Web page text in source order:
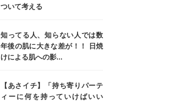
ついて考える
知ってる人、知らない人では数
年後の肌に大きな差が！！ 日焼
けによる肌への影...
【あさイチ】「持ち寄りパーテ
ィーに何を持っていけばいい